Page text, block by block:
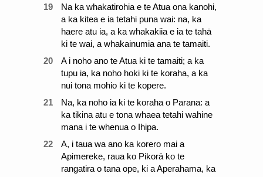
19
Na ka whakatirohia e te Atua ona kanohi,
a ka kitea e ia tetahi puna wai: na, ka
haere atu ia, a ka whakakiia e ia te tahā
ki te wai, a whakainumia ana te tamaiti.
20
A i noho ano te Atua ki te tamaiti; a ka
tupu ia, ka noho hoki ki te koraha, a ka
nui tona mohio ki te kopere.
21
Na, ka noho ia ki te koraha o Parana: a
ka tikina atu e tona whaea tetahi wahine
mana i te whenua o Ihipa.
22
A, i taua wa ano ka korero mai a
Apimereke, raua ko Pikorā ko te
rangatira o tana ope, ki a Aperahama, ka